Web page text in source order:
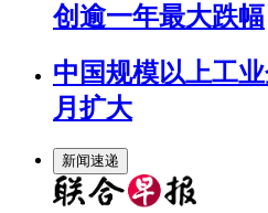
创逾一年最大跌幅
中国规模以上工
月扩大
新闻速递